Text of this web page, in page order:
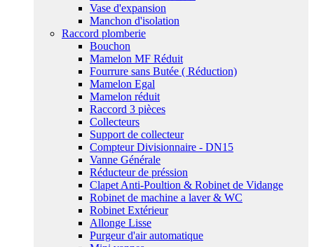
Vase d'expansion
Manchon d'isolation
Raccord plomberie
Bouchon
Mamelon MF Réduit
Fourrure sans Butée ( Réduction)
Mamelon Egal
Mamelon réduit
Raccord 3 pièces
Collecteurs
Support de collecteur
Compteur Divisionnaire - DN15
Vanne Générale
Réducteur de préssion
Clapet Anti-Poultion & Robinet de Vidange
Robinet de machine a laver & WC
Robinet Extérieur
Allonge Lisse
Purgeur d'air automatique